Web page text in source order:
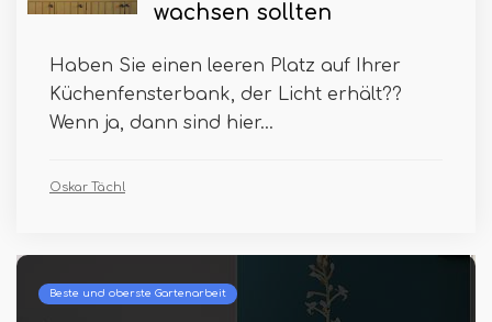
wachsen sollten
Haben Sie einen leeren Platz auf Ihrer
Küchenfensterbank, der Licht erhält??
Wenn ja, dann sind hier...
Oskar Tächl
Beste und oberste Gartenarbeit